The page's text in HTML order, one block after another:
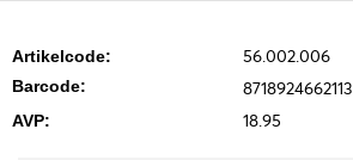
Artikelcode: 56.002.006
Barcode: 8718924662113
AVP: 18.95